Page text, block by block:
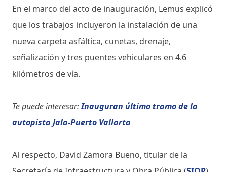
En el marco del acto de inauguración, Lemus explicó
que los trabajos incluyeron la instalación de una
nueva carpeta asfáltica, cunetas, drenaje,
señalización y tres puentes vehiculares en 4.6
kilómetros de vía.
Te puede interesar:Inauguran último tramo de la
autopista Jala-Puerto Vallarta
Al respecto, David Zamora Bueno, titular de la